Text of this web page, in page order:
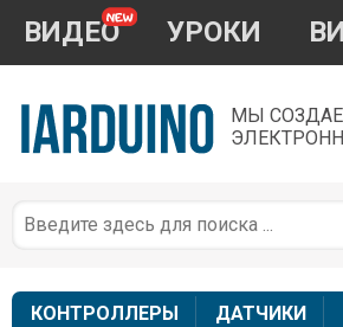
ВИДЕО УРОКИ
МЫ
КОНТРОЛЛЕРЫ ДАТЧИКИ